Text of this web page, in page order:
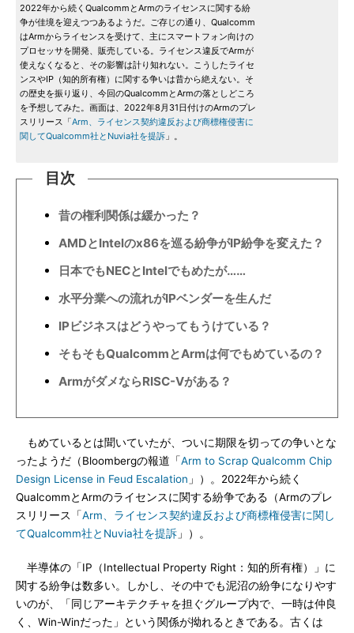
2022年から続くQualcommとArmのライセンスに関する紛
争が佳境を迎えつつあるようだ。ご存じの通り、Qualcomm
はArmからライセンスを受けて、主にスマートフォン向けの
プロセッサを開発、販売している。ライセンス違反でArmが
使えなくなると、その影響は計り知れない。こうしたライセ
ンスやIP（知的所有権）に関する争いは昔から絶えない。そ
の歴史を振り返り、今回のQualcommとArmの落としどころ
を予想してみた。画面は、2022年8月31日付けのArmのプレ
スリリース「Arm、ライセンス契約違反および商標権侵害に
関してQualcomm社とNuvia社を提訴 」。
目次
昔の権利関係は緩かった？
AMDとIntelのx86を巡る紛争がIP紛争を変えた？
日本でもNECとIntelでもめたが……
水平分業への流れがIPベンダーを生んだ
IPビジネスはどうやってもうけている？
そもそもQualcommとArmは何でもめているの？
ArmがダメならRISC-Vがある？
もめているとは聞いていたが、ついに期限を切っての争いとな
ったようだ（Bloombergの報道「Arm to Scrap Qualcomm Chip
Design License in Feud Escalation 」）。2022年から続く
QualcommとArmのライセンスに関する紛争である（Armのプレ
スリリース「Arm、ライセンス契約違反および商標権侵害に関し
てQualcomm社とNuvia社を提訴 」）。
半導体の「IP（Intellectual Property Right：知的所有権）」に
関する紛争は数多い。しかし、その中でも泥沼の紛争になりやす
いのが、「同じアーキテクチャを担ぐグループ内で、一時は仲良
く、Win-Winだった」という関係が拗れるときである。古くは